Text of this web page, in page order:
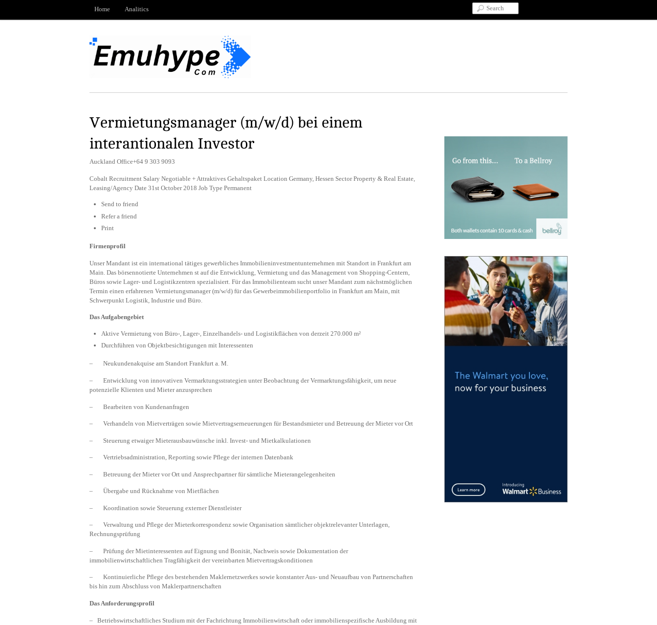
Home Analitics
Vermietungsmanager (m/w/d) bei einem
interantionalen Investor
Auckland Office+64 9 303 9093
Cobalt Recruitment Salary Negotiable + Attraktives Gehaltspaket Location Germany, Hessen Sector Property & Real Estate,
Leasing/Agency Date 31st October 2018 Job Type Permanent
Send to friend
Refer a friend
Print
Firmenprofil
Unser Mandant ist ein international tätiges gewerbliches Immobilieninvestmentunternehmen mit Standort in Frankfurt am
Main. Das börsennotierte Unternehmen st auf die Entwicklung, Vermietung und das Management von Shopping-Centern,
Büros sowie Lager- und Logistikzentren spezialisiert. Für das Immobilienteam sucht unser Mandant zum nächstmöglichen
Termin einen erfahrenen Vermietungsmanager (m/w/d) für das Gewerbeimmobilienportfolio in Frankfurt am Main, mit
Schwerpunkt Logistik, Industrie und Büro.
Das Aufgabengebiet
Aktive Vermietung von Büro-, Lager-, Einzelhandels- und Logistikflächen von derzeit 270.000 m²
Durchführen von Objektbesichtigungen mit Interessenten
– Neukundenakquise am Standort Frankfurt a. M.
– Entwicklung von innovativen Vermarktungsstrategien unter Beobachtung der Vermarktungsfähigkeit, um neue
potenzielle Klienten und Mieter anzusprechen
– Bearbeiten von Kundenanfragen
– Verhandeln von Mietverträgen sowie Mietvertragserneuerungen für Bestandsmieter und Betreuung der Mieter vor Ort
– Steuerung etwaiger Mieterausbauwünsche inkl. Invest- und Mietkalkulationen
– Vertriebsadministration, Reporting sowie Pflege der internen Datenbank
– Betreuung der Mieter vor Ort und Ansprechpartner für sämtliche Mieterangelegenheiten
– Übergabe und Rücknahme von Mietflächen
– Koordination sowie Steuerung externer Dienstleister
– Verwaltung und Pflege der Mieterkorrespondenz sowie Organisation sämtlicher objektrelevanter Unterlagen,
Rechnungsprüfung
– Prüfung der Mietinteressenten auf Eignung und Bonität, Nachweis sowie Dokumentation der
immobilienwirtschaftlichen Tragfähigkeit der vereinbarten Mietvertragskonditionen
– Kontinuierliche Pflege des bestehenden Maklernetzwerkes sowie konstanter Aus- und Neuaufbau von Partnerschaften
bis hin zum Abschluss von Maklerpartnerschaften
Das Anforderungsprofil
– Betriebswirtschaftliches Studium mit der Fachrichtung Immobilienwirtschaft oder immobilienspezifische Ausbildung mit